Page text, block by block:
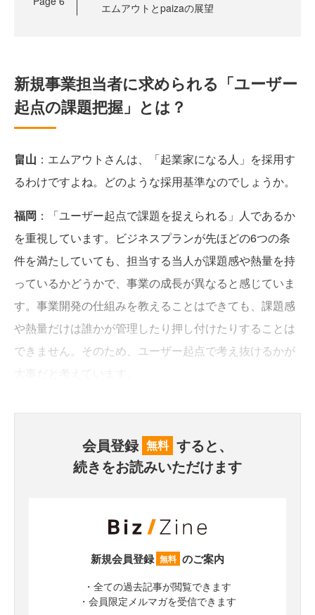
エムアウトとpaizaの展望
新規事業担当者に求められる「ユーザー
起点の課題把握」とは？
畠山 ：エムアウトさんは、「起業家になる人」を採用す
るわけですよね。どのような採用基準なのでしょうか。
福岡 ：「ユーザー起点で課題を捉えられる」人であるか
を重視しています。ビジネスプランが先ほどの6つの条
件を満たしていても、担当する当人が課題感や熱量を持
っているかどうかで、事業の成長が異なると感じていま
す。事業開発の仕組みを教えることはできても、課題感
や熱量だけは誰かが管理したり押し付けたりすることは
できません。そのため、ユーザー起点で考え抜けるかが
会員登録 無料 すると、
続きをお読みいただけます
新規会員登録 無料 のご案内
・全ての過去記事が閲覧できます
・会員限定メルマガを受信できます